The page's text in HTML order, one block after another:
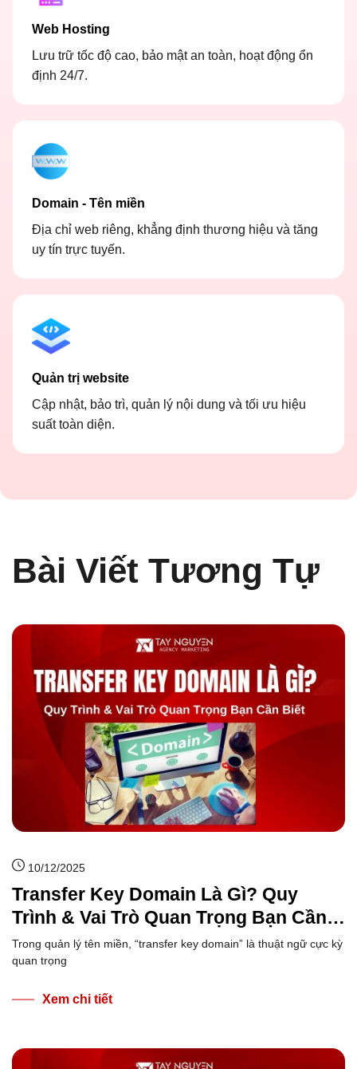
Web Hosting
Lưu trữ tốc độ cao, bảo mật an toàn, hoạt động ổn
định 24/7.
Domain - Tên miền
Địa chỉ web riêng, khẳng định thương hiệu và tăng
uy tín trực tuyến.
Quản trị website
Cập nhật, bảo trì, quản lý nội dung và tối ưu hiệu
suất toàn diện.
Bài Viết Tương Tự
10/12/2025
Transfer Key Domain Là Gì? Quy
Trình & Vai Trò Quan Trọng Bạn Cần
Biết
Trong quản lý tên miền, “transfer key domain” là thuật ngữ cực kỳ
quan trọng
Xem chi tiết